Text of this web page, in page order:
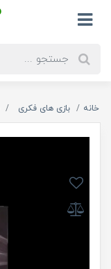
خانه بازی های فکری